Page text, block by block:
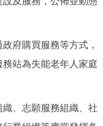
購買服務等方式，
站為失能老年人家庭
、志願服務組織、社